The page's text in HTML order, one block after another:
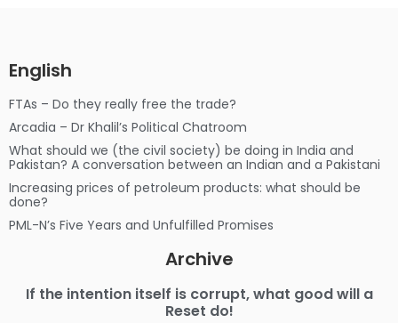
English
FTAs – Do they really free the trade?
Arcadia – Dr Khalil’s Political Chatroom
What should we (the civil society) be doing in India and
Pakistan? A conversation between an Indian and a Pakistani
Increasing prices of petroleum products: what should be
done?
PML-N’s Five Years and Unfulfilled Promises
Archive
If the intention itself is corrupt, what good will a
Reset do!